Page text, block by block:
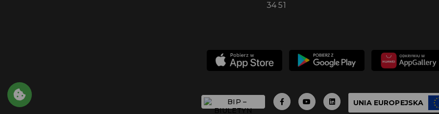
34 51
UNIA EUROPEJSKA